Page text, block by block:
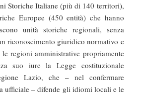
Storiche Italiane (più di 140 territori),
Europee (450 entità) che hanno
unità storiche regionali, senza
riconoscimento giuridico normativo e
regioni amministrative propriamente
suo iure la Legge costituzionale
Lazio, che – nel confermare
ufficiale – difende gli idiomi locali e le